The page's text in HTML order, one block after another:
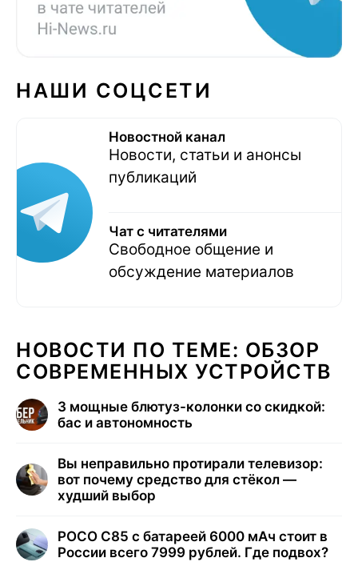
НАШИ СОЦСЕТИ
Новостной канал
Новости, статьи и анонсы
публикаций
Чат с читателями
Свободное общение и
обсуждение материалов
НОВОСТИ ПО ТЕМЕ: ОБЗОР
СОВРЕМЕННЫХ УСТРОЙСТВ
3 мощные блютуз-колонки со скидкой:
бас и автономность
Вы неправильно протирали телевизор:
вот почему средство для стёкол —
худший выбор
POCO C85 с батареей 6000 мАч стоит в
России всего 7999 рублей. Где подвох?